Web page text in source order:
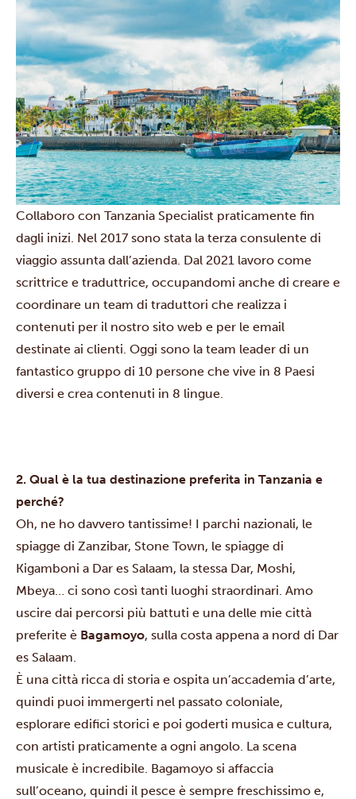
Collaboro con Tanzania Specialist praticamente fin
dagli inizi. Nel 2017 sono stata la terza consulente di
viaggio assunta dall’azienda. Dal 2021 lavoro come
scrittrice e traduttrice, occupandomi anche di creare e
coordinare un team di traduttori che realizza i
contenuti per il nostro sito web e per le email
destinate ai clienti. Oggi sono la team leader di un
fantastico gruppo di 10 persone che vive in 8 Paesi
diversi e crea contenuti in 8 lingue.
2. Qual è la tua destinazione preferita in Tanzania e
perché?
Oh, ne ho davvero tantissime! I parchi nazionali, le
spiagge di Zanzibar, Stone Town, le spiagge di
Kigamboni a Dar es Salaam, la stessa Dar, Moshi,
Mbeya… ci sono così tanti luoghi straordinari. Amo
uscire dai percorsi più battuti e una delle mie città
preferite è Bagamoyo, sulla costa appena a nord di Dar
es Salaam.
È una città ricca di storia e ospita un’accademia d’arte,
quindi puoi immergerti nel passato coloniale,
esplorare edifici storici e poi goderti musica e cultura,
con artisti praticamente a ogni angolo. La scena
musicale è incredibile. Bagamoyo si affaccia
sull’oceano, quindi il pesce è sempre freschissimo e,